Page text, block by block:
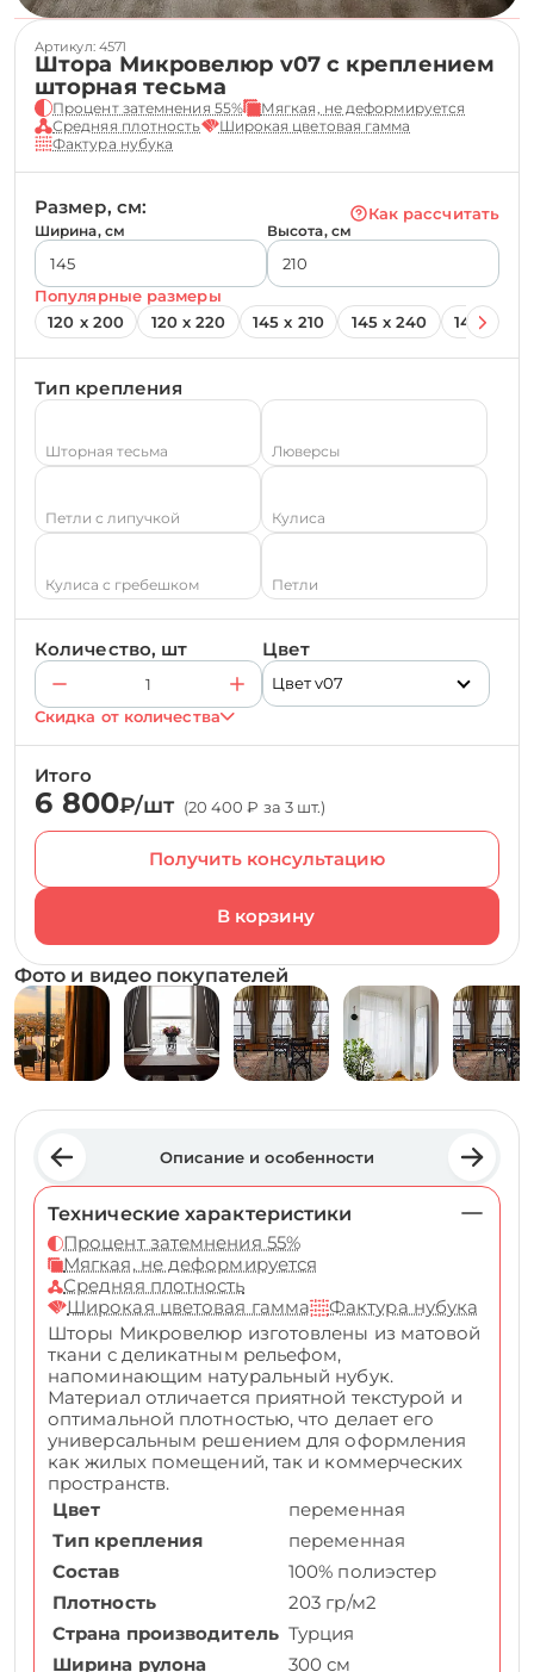
Артикул: 4571
Штора Микровелюр v07 с креплением
шторная тесьма
Процент затемнения 55%
Мягкая, не деформируется
Средняя плотность
Широкая цветовая гамма
Фактура нубука
Размер, см: Как рассчитать
Ширина, см Высота, см
Популярные размеры
120 х 200
120 х 220 145 х 210 145 х 240 145 х 260
Тип крепления
Шторная тесьма Люверсы
Петли с липучкой Кулиса
Кулиса с гребешком Петли
Количество, шт Цвет
Цвет v07
Скидка от количества
Итого
6 800₽/шт (20 400 ₽ за 3 шт.)
Получить консультацию
Фото и видео покупателей
Описание и особенности
Технические характеристики
Процент затемнения 55%
Мягкая, не деформируется
Средняя плотность
Широкая цветовая гамма
Фактура нубука
Шторы Микровелюр изготовлены из матовой
ткани с деликатным рельефом,
напоминающим натуральный нубук.
Материал отличается приятной текстурой и
оптимальной плотностью, что делает его
универсальным решением для оформления
как жилых помещений, так и коммерческих
пространств.
Цвет
переменная
Тип крепления
переменная
Состав
100% полиэстер
Плотность
203 гр/м2
Страна производитель Турция
Ширина рулона
300 см